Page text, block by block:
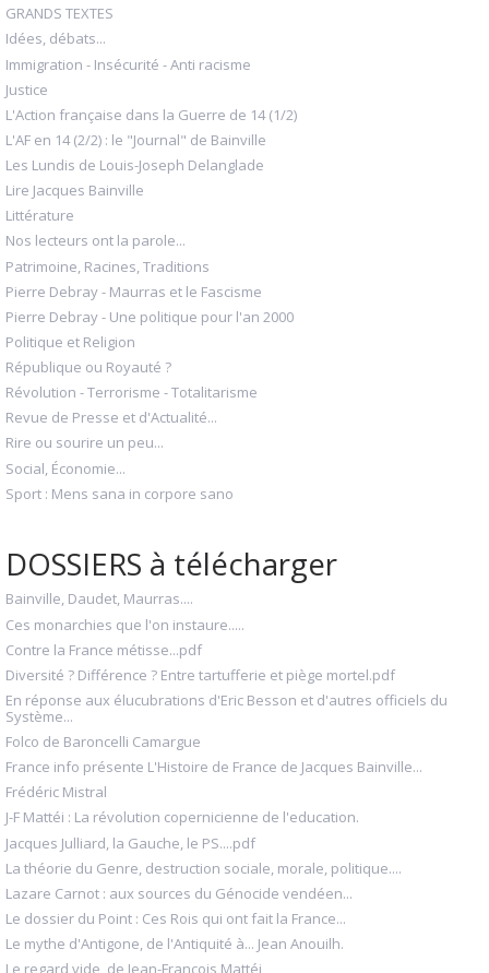
GRANDS TEXTES
Idées, débats...
Immigration - Insécurité - Anti racisme
Justice
L'Action française dans la Guerre de 14 (1/2)
L'AF en 14 (2/2) : le "Journal" de Bainville
Les Lundis de Louis-Joseph Delanglade
Lire Jacques Bainville
Littérature
Nos lecteurs ont la parole...
Patrimoine, Racines, Traditions
Pierre Debray - Maurras et le Fascisme
Pierre Debray - Une politique pour l'an 2000
Politique et Religion
République ou Royauté ?
Révolution - Terrorisme - Totalitarisme
Revue de Presse et d'Actualité...
Rire ou sourire un peu...
Social, Économie...
Sport : Mens sana in corpore sano
DOSSIERS à télécharger
Bainville, Daudet, Maurras....
Ces monarchies que l'on instaure.....
Contre la France métisse...pdf
Diversité ? Différence ? Entre tartufferie et piège mortel.pdf
En réponse aux élucubrations d'Eric Besson et d'autres officiels du
Système...
Folco de Baroncelli Camargue
France info présente L'Histoire de France de Jacques Bainville...
Frédéric Mistral
J-F Mattéi : La révolution copernicienne de l'education.
Jacques Julliard, la Gauche, le PS....pdf
La théorie du Genre, destruction sociale, morale, politique....
Lazare Carnot : aux sources du Génocide vendéen...
Le dossier du Point : Ces Rois qui ont fait la France...
Le mythe d'Antigone, de l'Antiquité à... Jean Anouilh.
Le regard vide, de Jean-François Mattéi